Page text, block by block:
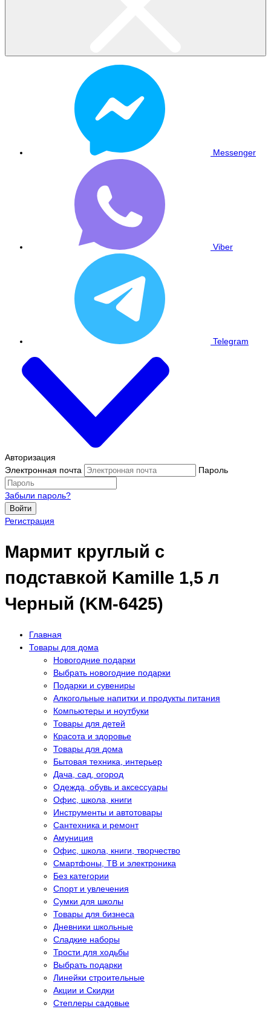
Messenger
Viber
Telegram
Авторизация
Электронная почта
Пароль
Забыли пароль?
Войти
Регистрация
Мармит круглый с
подставкой Kamille 1,5 л
Черный (KM-6425)
Главная
Товары для дома
Новогодние подарки
Выбрать новогодние подарки
Подарки и сувениры
Алкогольные напитки и продукты питания
Компьютеры и ноутбуки
Товары для детей
Красота и здоровье
Товары для дома
Бытовая техника, интерьер
Дача, сад, огород
Одежда, обувь и аксессуары
Офис, школа, книги
Инструменты и автотовары
Сантехника и ремонт
Амуниция
Офис, школа, книги, творчество
Смартфоны, ТВ и электроника
Без категории
Спорт и увлечения
Сумки для школы
Товары для бизнеса
Дневники школьные
Сладкие наборы
Трости для ходьбы
Выбрать подарки
Линейки строительные
Акции и Скидки
Степлеры садовые